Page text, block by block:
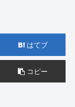
はてブ
コピー